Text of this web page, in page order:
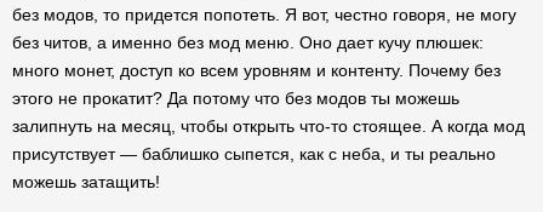
без модов, то придется попотеть. Я вот, честно говоря, не могу
без читов, а именно без мод меню. Оно дает кучу плюшек:
много монет, доступ ко всем уровням и контенту. Почему без
этого не прокатит? Да потому что без модов ты можешь
залипнуть на месяц, чтобы открыть что-то стоящее. А когда мод
присутствует — баблишко сыпется, как с неба, и ты реально
можешь затащить!